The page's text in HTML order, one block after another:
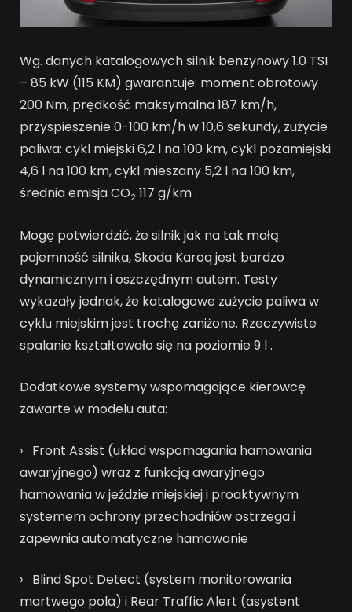
Wg. danych katalogowych silnik benzynowy 1.0 TSI
– 85 kW (115 KM) gwarantuje: moment obrotowy
200 Nm, prędkość maksymalna 187 km/h,
przyspieszenie 0-100 km/h w 10,6 sekundy, zużycie
paliwa: cykl miejski 6,2 l na 100 km, cykl pozamiejski
4,6 l na 100 km, cykl mieszany 5,2 l na 100 km,
średnia emisja CO2 117 g/km .
Mogę potwierdzić, że silnik jak na tak małą
pojemność silnika, Skoda Karoq jest bardzo
dynamicznym i oszczędnym autem. Testy
wykazały jednak, że katalogowe zużycie paliwa w
cyklu miejskim jest trochę zaniżone. Rzeczywiste
spalanie kształtowało się na poziomie 9 l .
Dodatkowe systemy wspomagające kierowcę
zawarte w modelu auta:
› Front Assist (układ wspomagania hamowania
awaryjnego) wraz z funkcją awaryjnego
hamowania w jeździe miejskiej i proaktywnym
systemem ochrony przechodniów ostrzega i
zapewnia automatyczne hamowanie
› Blind Spot Detect (system monitorowania
martwego pola) i Rear Traffic Alert (asystent